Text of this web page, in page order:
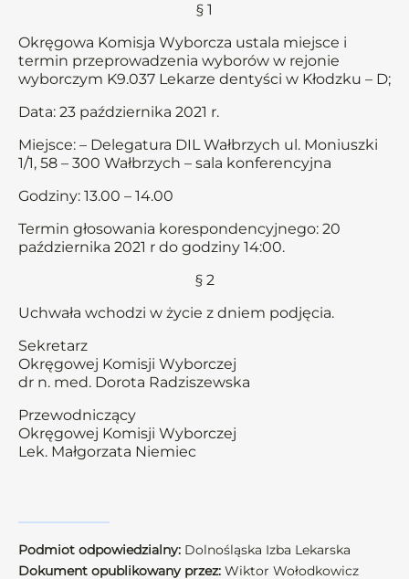
§ 1
Okręgowa Komisja Wyborcza ustala miejsce i
termin przeprowadzenia wyborów w rejonie
wyborczym K9.037 Lekarze dentyści w Kłodzku – D;
Data: 23 października 2021 r.
Miejsce: – Delegatura DIL Wałbrzych ul. Moniuszki
1/1, 58 – 300 Wałbrzych – sala konferencyjna
Godziny: 13.00 – 14.00
Termin głosowania korespondencyjnego: 20
października 2021 r do godziny 14:00.
§ 2
Uchwała wchodzi w życie z dniem podjęcia.
Sekretarz
Okręgowej Komisji Wyborczej
dr n. med. Dorota Radziszewska
Przewodniczący
Okręgowej Komisji Wyborczej
Lek. Małgorzata Niemiec
Podmiot odpowiedzialny: Dolnośląska Izba Lekarska
Dokument opublikowany przez: Wiktor Wołodkowicz